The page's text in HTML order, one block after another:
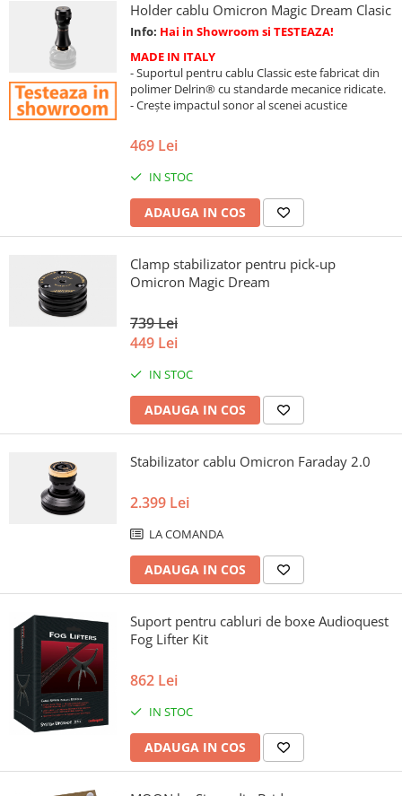
Holder cablu Omicron Magic Dream Clasic
Info: Hai in Showroom si TESTEAZA!
MADE IN ITALY
- Suportul pentru cablu Classic este fabricat din
polimer Delrin® cu standarde mecanice ridicate.
- Crește impactul sonor al scenei acustice
469 Lei
IN STOC
ADAUGA IN COS
Clamp stabilizator pentru pick-up
Omicron Magic Dream
739 Lei
449 Lei
IN STOC
ADAUGA IN COS
Stabilizator cablu Omicron Faraday 2.0
2.399 Lei
LA COMANDA
ADAUGA IN COS
Suport pentru cabluri de boxe Audioquest
Fog Lifter Kit
862 Lei
IN STOC
ADAUGA IN COS